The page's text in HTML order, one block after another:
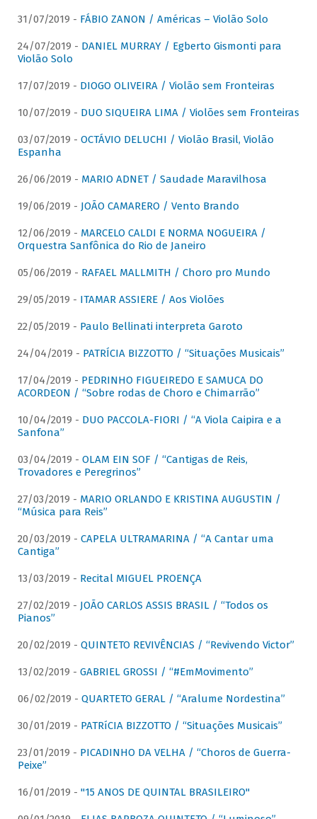
31/07/2019 - FÁBIO ZANON / Américas – Violão Solo
24/07/2019 - DANIEL MURRAY / Egberto Gismonti para
Violão Solo
17/07/2019 - DIOGO OLIVEIRA / Violão sem Fronteiras
10/07/2019 - DUO SIQUEIRA LIMA / Violões sem Fronteiras
03/07/2019 - OCTÁVIO DELUCHI / Violão Brasil, Violão
Espanha
26/06/2019 - MARIO ADNET / Saudade Maravilhosa
19/06/2019 - JOÃO CAMARERO / Vento Brando
12/06/2019 - MARCELO CALDI E NORMA NOGUEIRA /
Orquestra Sanfônica do Rio de Janeiro
05/06/2019 - RAFAEL MALLMITH / Choro pro Mundo
29/05/2019 - ITAMAR ASSIERE / Aos Violões
22/05/2019 - Paulo Bellinati interpreta Garoto
24/04/2019 - PATRÍCIA BIZZOTTO / “Situações Musicais”
17/04/2019 - PEDRINHO FIGUEIREDO E SAMUCA DO
ACORDEON / “Sobre rodas de Choro e Chimarrão”
10/04/2019 - DUO PACCOLA-FIORI / “A Viola Caipira e a
Sanfona”
03/04/2019 - OLAM EIN SOF / “Cantigas de Reis,
Trovadores e Peregrinos”
27/03/2019 - MARIO ORLANDO E KRISTINA AUGUSTIN /
“Música para Reis”
20/03/2019 - CAPELA ULTRAMARINA / “A Cantar uma
Cantiga”
13/03/2019 - Recital MIGUEL PROENÇA
27/02/2019 - JOÃO CARLOS ASSIS BRASIL / “Todos os
Pianos”
20/02/2019 - QUINTETO REVIVÊNCIAS / “Revivendo Victor”
13/02/2019 - GABRIEL GROSSI / “#EmMovimento”
06/02/2019 - QUARTETO GERAL / “Aralume Nordestina”
30/01/2019 - PATRíCIA BIZZOTTO / “Situações Musicais”
23/01/2019 - PICADINHO DA VELHA / “Choros de Guerra-
Peixe”
16/01/2019 - "15 ANOS DE QUINTAL BRASILEIRO"